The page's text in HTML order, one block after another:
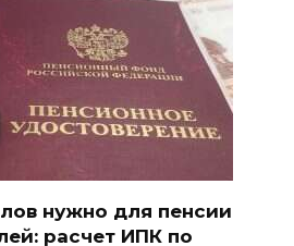
нужно для пенсии
расчет ИПК по